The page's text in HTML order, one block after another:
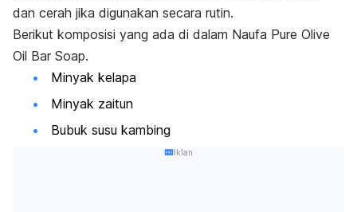
dan cerah jika digunakan secara rutin.
Berikut komposisi yang ada di dalam Naufa Pure Olive
Oil Bar Soap.
Minyak kelapa
Minyak zaitun
Bubuk susu kambing
Iklan